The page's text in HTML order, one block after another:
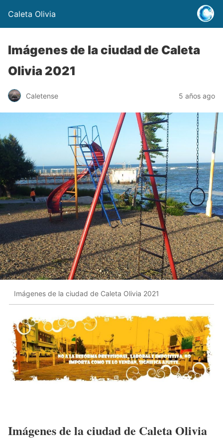
Caleta Olivia
Imágenes de la ciudad de Caleta
Olivia 2021
Caletense 5 años ago
Imágenes de la ciudad de Caleta Olivia 2021
Imágenes de la ciudad de Caleta Olivia